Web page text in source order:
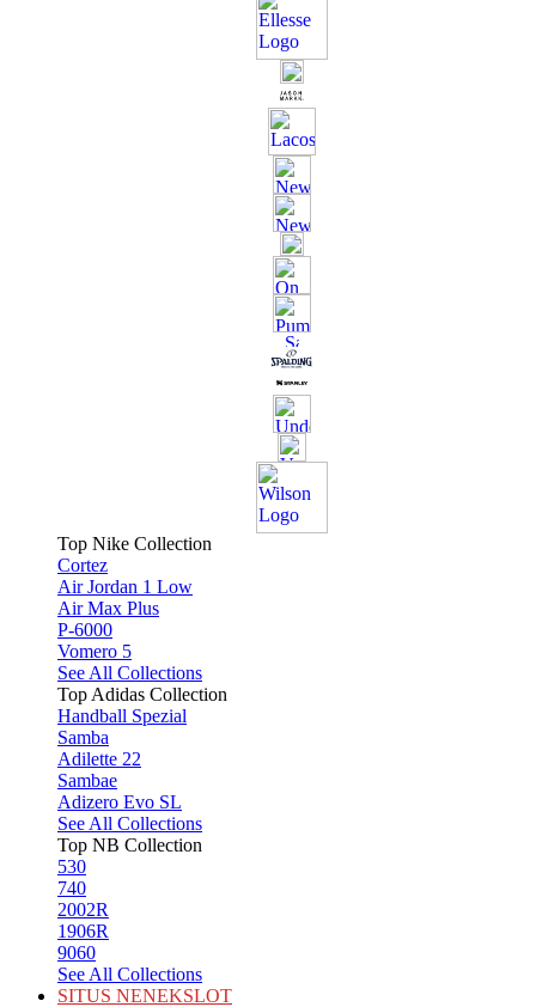
Top Nike Collection
Cortez
Air Jordan 1 Low
Air Max Plus
P-6000
Vomero 5
See All Collections
Top Adidas Collection
Handball Spezial
Samba
Adilette 22
Sambae
Adizero Evo SL
See All Collections
Top NB Collection
530
740
2002R
1906R
9060
See All Collections
SITUS NENEKSLOT